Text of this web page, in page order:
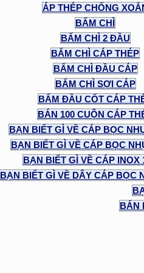
ÁP THÉP CHỐNG
BẤM CHÌ
BẤM CHÌ 2 ĐẦU
BẤM CHÌ CÁP THÉP
BẤM CHÌ ĐẦU CÁP
BẤM CHÌ SỢI CÁP
BẤM ĐẦU CỐT CÁP
BÁN 100 CUỘN CÁP
BẠN BIẾT GÌ VỀ CÁP BỌC
BẠN BIẾT GÌ VỀ CÁP BỌC
BẠN BIẾT GÌ VỀ CÁP INOX
BẠN BIẾT GÌ VỀ DÂY CÁP BỌC
BÁN